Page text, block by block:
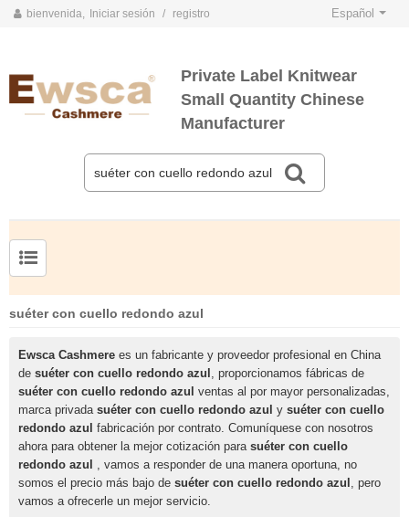
bienvenida, Iniciar sesión / registro Español
Private Label Knitwear
Small Quantity Chinese
Manufacturer
suéter con cuello redondo azul
Ewsca Cashmere es un fabricante y proveedor profesional en China
de suéter con cuello redondo azul , proporcionamos fábricas de
suéter con cuello redondo azul ventas al por mayor personalizadas,
marca privada suéter con cuello redondo azul y suéter con cuello
redondo azul fabricación por contrato. Comuníquese con nosotros
ahora para obtener la mejor cotización para suéter con cuello
redondo azul
, vamos a responder de una manera oportuna, no
somos el precio más bajo de suéter con cuello redondo azul , pero
vamos a ofrecerle un mejor servicio.